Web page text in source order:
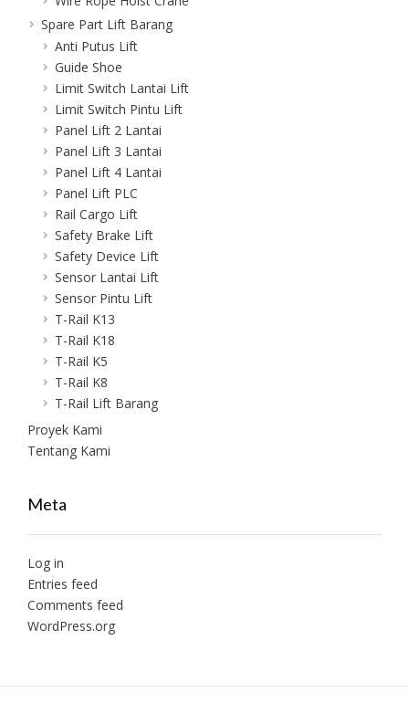
Spare Part Lift Barang
Anti Putus Lift
Guide Shoe
Limit Switch Lantai Lift
Limit Switch Pintu Lift
Panel Lift 2 Lantai
Panel Lift 3 Lantai
Panel Lift 4 Lantai
Panel Lift PLC
Rail Cargo Lift
Safety Brake Lift
Safety Device Lift
Sensor Lantai Lift
Sensor Pintu Lift
T-Rail K13
T-Rail K18
T-Rail K5
T-Rail K8
T-Rail Lift Barang
Proyek Kami
Tentang Kami
Meta
Log in
Entries feed
Comments feed
WordPress.org